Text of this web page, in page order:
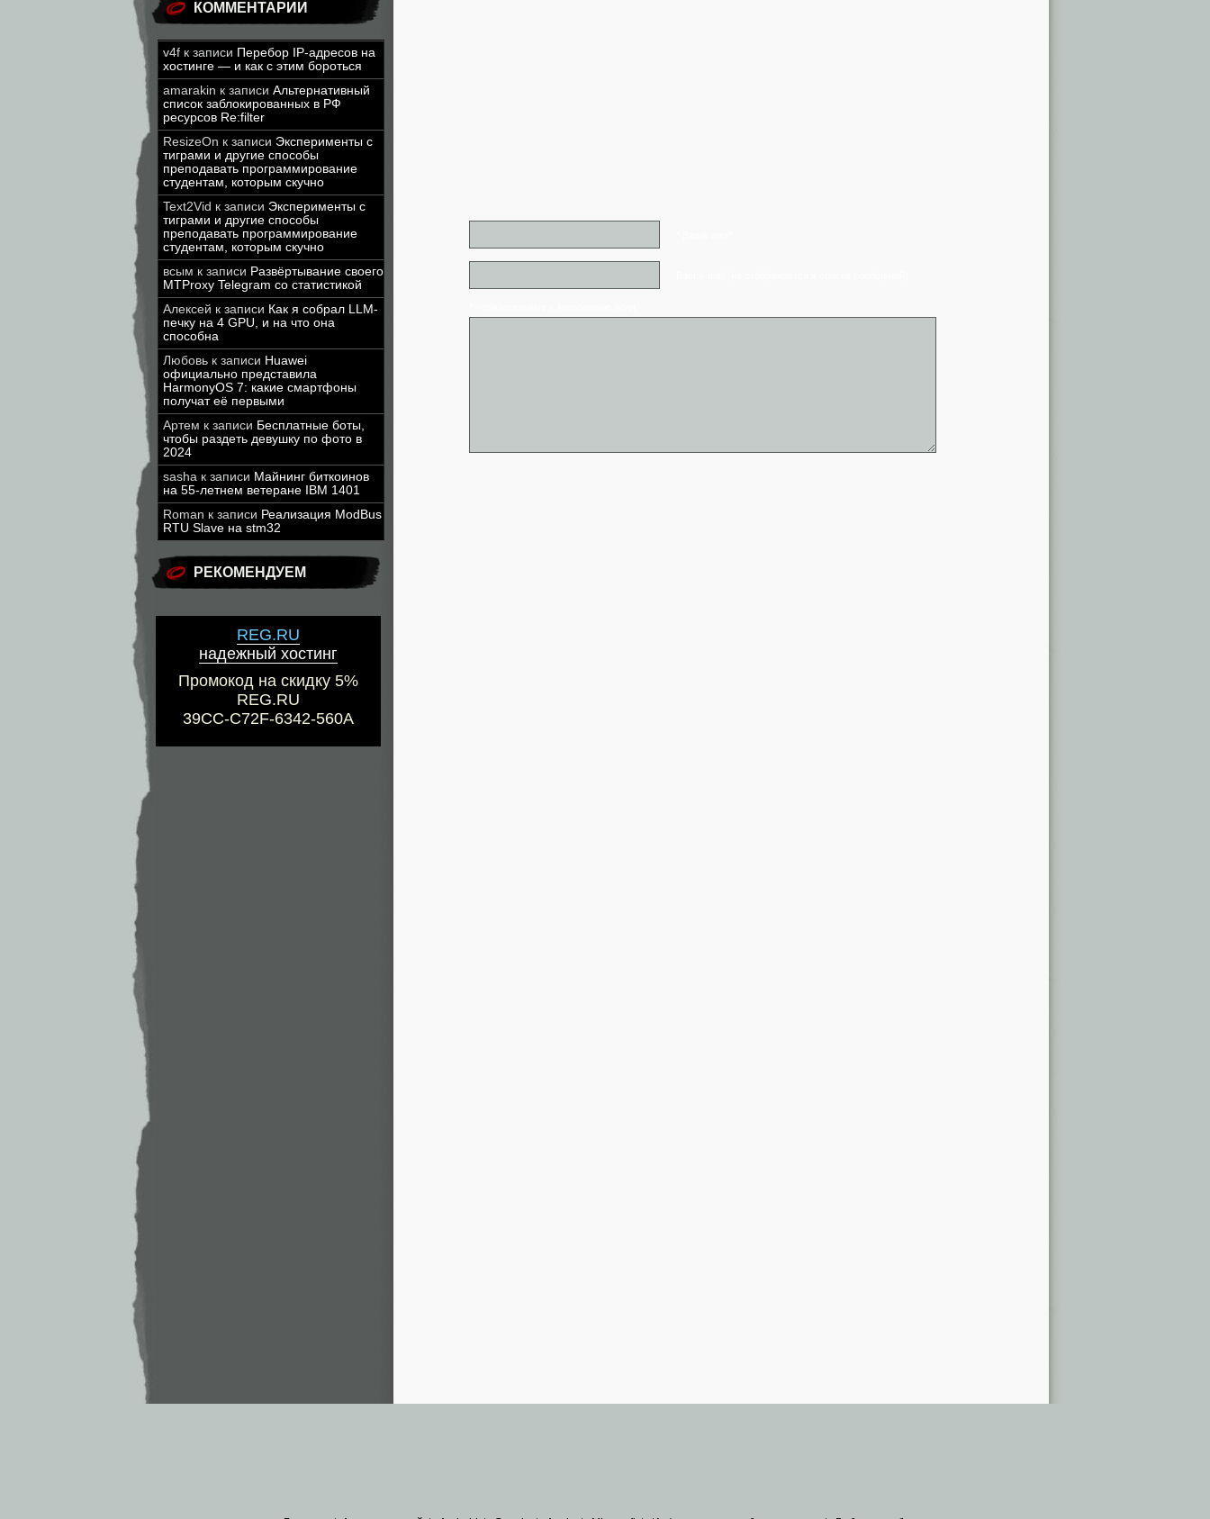
КОММЕНТАРИИ
v4f к записи Перебор IP-адресов на
хостинге — и как с этим бороться
amarakin к записи Альтернативный
список заблокированных в РФ
ресурсов Re:filter
ResizeOn к записи Эксперименты с
тиграми и другие способы
преподавать программирование
студентам, которым скучно
Text2Vid к записи Эксперименты с
тиграми и другие способы
преподавать программирование
студентам, которым скучно
всым к записи Развёртывание своего
MTProxy Telegram со статистикой
Алексей к записи Как я собрал LLM-
печку на 4 GPU, и на что она
способна
Любовь к записи Huawei
официально представила
HarmonyOS 7: какие смартфоны
получат её первыми
Артем к записи Бесплатные боты,
чтобы раздеть девушку по фото в
2024
sasha к записи Майнинг биткоинов
на 55-летнем ветеране IBM 1401
Roman к записи Реализация ModBus
RTU Slave на stm32
РЕКОМЕНДУЕМ
REG.RU
надежный хостинг
Промокод на скидку 5%
REG.RU
39CC-C72F-6342-560A